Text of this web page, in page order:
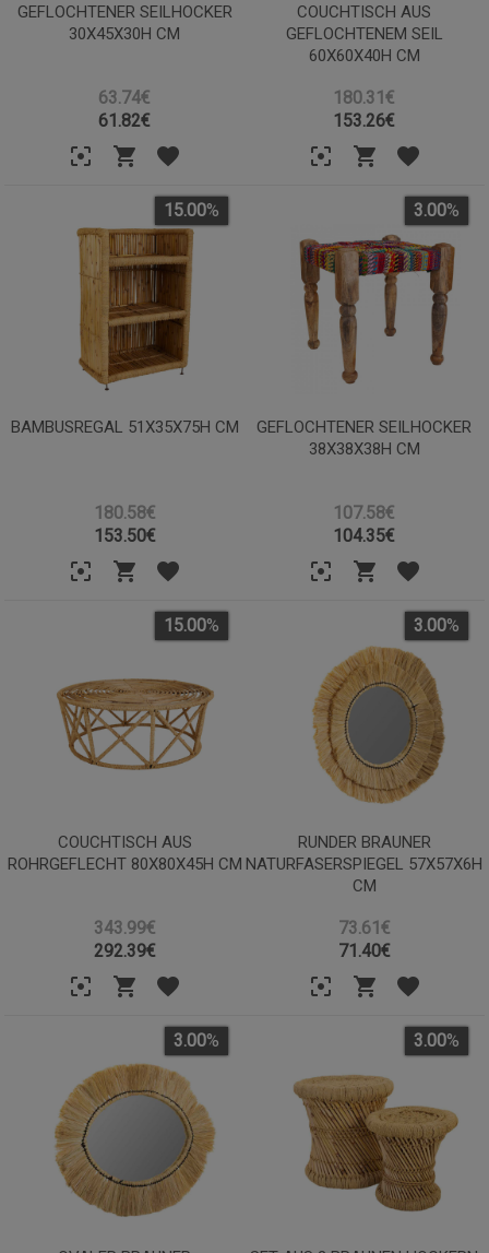
GEFLOCHTENER SEILHOCKER
30X45X30H CM
63.74€
61.82€
COUCHTISCH AUS
GEFLOCHTENEM SEIL
60X60X40H CM
180.31€
153.26€
BAMBUSREGAL 51X35X75H CM
180.58€
15.00%
153.50€
GEFLOCHTENER SEILHOCKER
38X38X38H CM
107.58€
3.00%
104.35€
COUCHTISCH AUS
ROHRGEFLECHT 80X80X45H CM
343.99€
15.00%
292.39€
RUNDER BRAUNER
NATURFASERSPIEGEL 57X57X6H
CM
73.61€
3.00%
71.40€
3.00% 3.00%